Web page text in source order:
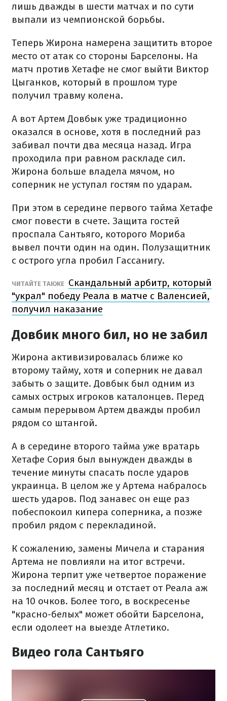
лишь дважды в шести матчах и по сути
выпали из чемпионской борьбы.
Теперь Жирона намерена защитить второе
место от атак со стороны Барселоны. На
матч против Хетафе не смог выйти Виктор
Цыганков, который в прошлом туре
получил травму колена.
А вот Артем Довбык уже традиционно
оказался в основе, хотя в последний раз
забивал почти два месяца назад. Игра
проходила при равном раскладе сил.
Жирона больше владела мячом, но
соперник не уступал гостям по ударам.
При этом в середине первого тайма Хетафе
смог повести в счете. Защита гостей
проспала Сантьяго, которого Мориба
вывел почти один на один. Полузащитник
с острого угла пробил Гассанигу.
ЧИТАЙТЕ ТАКЖЕ Скандальный арбитр, который
"украл" победу Реала в матче с Валенсией,
получил наказание
Довбик много бил, но не забил
Жирона активизировалась ближе ко
второму тайму, хотя и соперник не давал
забыть о защите. Довбык был одним из
самых острых игроков каталонцев. Перед
самым перерывом Артем дважды пробил
рядом со штангой.
А в середине второго тайма уже вратарь
Хетафе Сория был вынужден дважды в
течение минуты спасать после ударов
украинца. В целом же у Артема набралось
шесть ударов. Под занавес он еще раз
побеспокоил кипера соперника, а позже
пробил рядом с перекладиной.
К сожалению, замены Мичела и старания
Артема не повлияли на итог встречи.
Жирона терпит уже четвертое поражение
за последний месяц и отстает от Реала аж
на 10 очков. Более того, в воскресенье
"красно-белых" может обойти Барселона,
если одолеет на выезде Атлетико.
Видео гола Сантьяго